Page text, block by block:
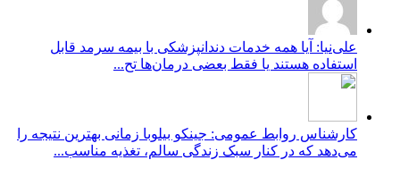
علی‌نیا: آیا همه خدمات دندانپزشکی با بیمه سرمد قابل
استفاده هستند یا فقط بعضی درمان‌ها تح...
کارشناس روابط عمومی: جینکو بیلوبا زمانی بهترین نتیجه را
می‌دهد که در کنار سبک زندگی سالم، تغذیه مناسب...